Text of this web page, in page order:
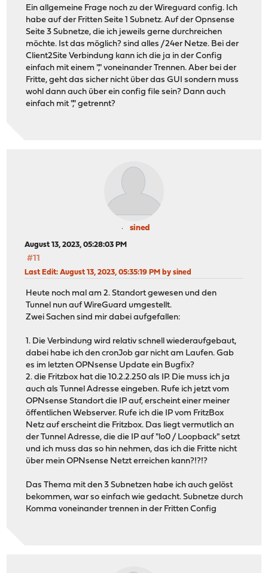
Ein allgemeine Frage noch zu der Wireguard config. Ich
habe auf der Fritten Seite 1 Subnetz. Auf der Opnsense
Seite 3 Subnetze, die ich jeweils gerne durchreichen
möchte. Ist das möglich? sind alles /24er Netze. Bei der
Client2Site Verbindung kann ich die ja in der Config
einfach mit einem "," voneinander Trennen. Aber bei der
Fritte, geht das sicher nicht über das GUI sondern muss
wohl dann auch über ein config file sein? Dann auch
einfach mit "," getrennt?
sined
August 13, 2023, 05:28:03 PM
#11
Last Edit: August 13, 2023, 05:35:19 PM by sined
Heute noch mal am 2. Standort gewesen und den
Tunnel nun auf WireGuard umgestellt.
Zwei Sachen sind mir dabei aufgefallen:
1. Die Verbindung wird relativ schnell wiederaufgebaut,
dabei habe ich den cronJob gar nicht am Laufen. Gab
es im letzten OPNsense Update ein Bugfix?
2. die Fritzbox hat die 10.2.2.250 als IP. Die muss ich ja
auch als Tunnel Adresse eingeben. Rufe ich jetzt vom
OPNsense Standort die IP auf, erscheint einer meiner
öffentlichen Webserver. Rufe ich die IP vom FritzBox
Netz auf erscheint die Fritzbox. Das liegt vermutlich an
der Tunnel Adresse, die die IP auf "lo0 / Loopback" setzt
und ich muss das so hin nehmen, das ich die Fritte nicht
über mein OPNsense Netzt erreichen kann?!?!?
Das Thema mit den 3 Subnetzen habe ich auch gelöst
bekommen, war so einfach wie gedacht. Subnetze durch
Komma voneinander trennen in der Fritten Config